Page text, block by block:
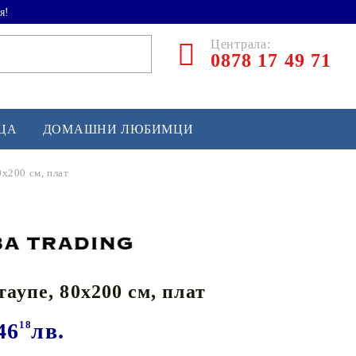
Централа:
0878 17 49 71
и софтбол
и лакрос
ДОМАШНИ ЛЮБИМЦИ
см, плат
80x200 см, плат
18лв.